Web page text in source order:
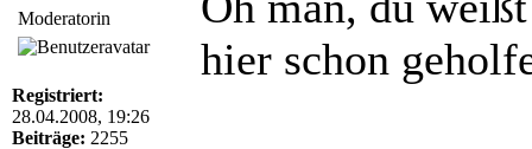
Moderatorin
Registriert:
28.04.2008, 19:26
Beiträge: 2255
hier schon